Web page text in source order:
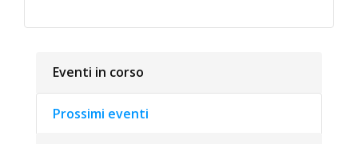
Eventi in corso
Prossimi eventi